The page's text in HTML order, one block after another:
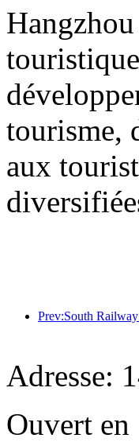
tourisme,
aux
Adresse:
Ouvert